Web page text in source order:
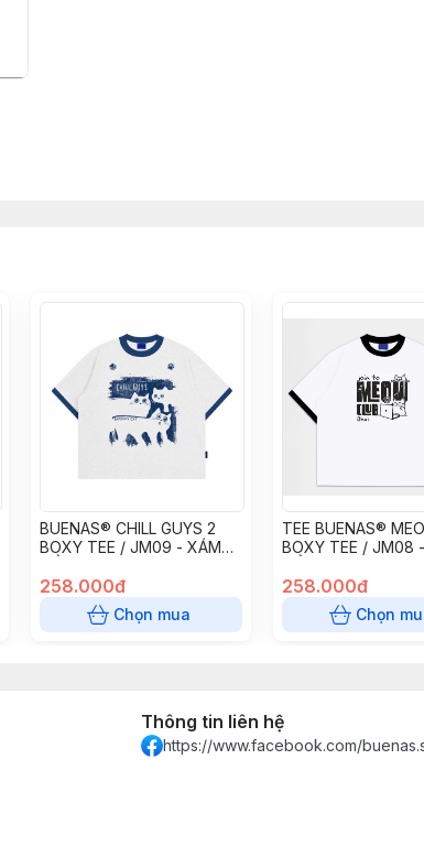
BUENAS® CHILL GUYS 2
BOXY TEE / JM09 - XÁM
258.000đ
Chọn mua
TEE BUENAS®
BOXY TEE / JM08
258.000đ
Chọn
Thông tin liên hệ
https://www.facebook.com/